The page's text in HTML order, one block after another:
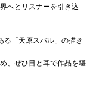
へとリスナーを引き込
る「天原スバル」の描き
、ぜひ目と耳で作品を堪